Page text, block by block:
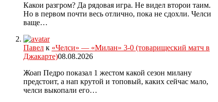
Какои разгром? Да рядовая игра. Не видел второи таим.
Но в первом почти весь отлично, пока не сдохли. Челси
ваще…
Павел к «Челси» — «Милан» 3-0 (товарищеский матч в
Джакарте)08.08.2026
Жоап Педро показал 1 жестом какой сезон милану
предстоит, а нап крутой и топовый, каких сейчас мало,
челси выкопали его…